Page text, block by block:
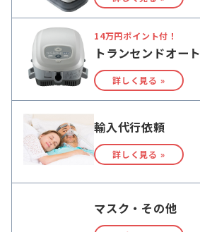
14万円ポイント付！
トランセンドオート
詳しく見る »
輸入代行依頼
詳しく見る »
マスク・その他